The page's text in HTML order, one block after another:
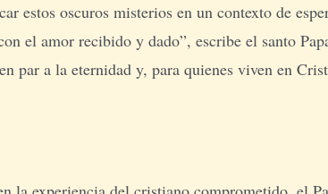
estos oscuros misterios en un contexto de
el amor recibido y dado”, escribe el santo
par a la eternidad y, para quienes viven en